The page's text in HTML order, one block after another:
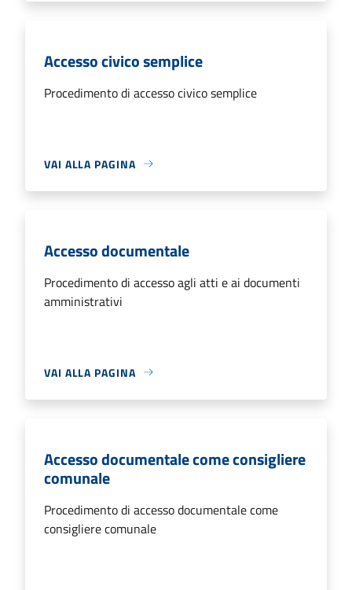
Accesso civico semplice
Procedimento di accesso civico semplice
VAI ALLA PAGINA
Accesso documentale
Procedimento di accesso agli atti e ai documenti
amministrativi
VAI ALLA PAGINA
Accesso documentale come consigliere
comunale
Procedimento di accesso documentale come
consigliere comunale